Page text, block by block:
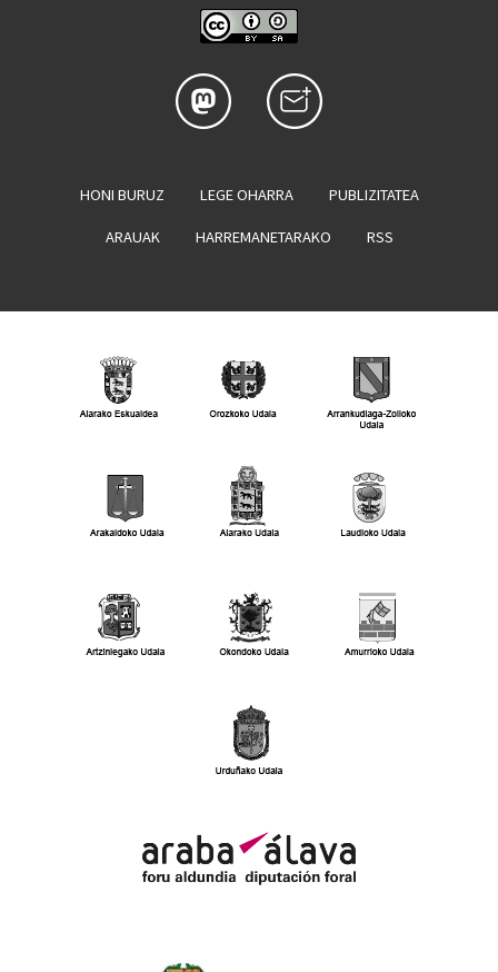
HONI BURUZ LEGE OHARRA PUBLIZITATEA
ARAUAK HARREMANETARAKO RSS